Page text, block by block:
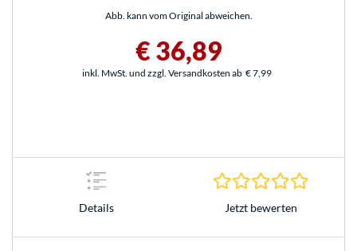
Abb. kann vom Original abweichen.
€ 36,89
inkl. MwSt. und zzgl. Versandkosten ab € 7,99
Details Jetzt bewerten